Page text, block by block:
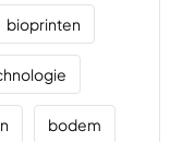
bioprinten
bodem